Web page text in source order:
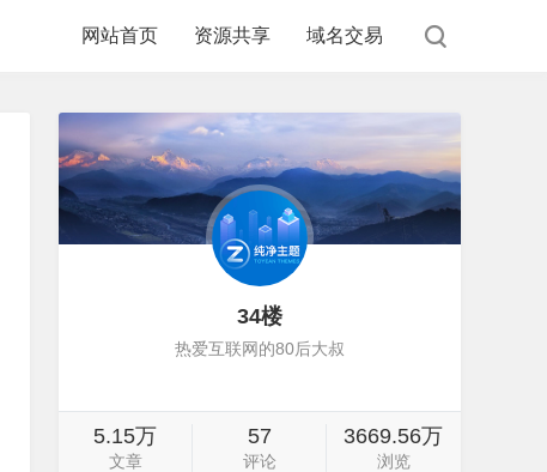
网站首页 资源共享 域名交易
34楼
热爱互联网的80后大叔
5.15万
文章
57
评论
3669.56万
浏览